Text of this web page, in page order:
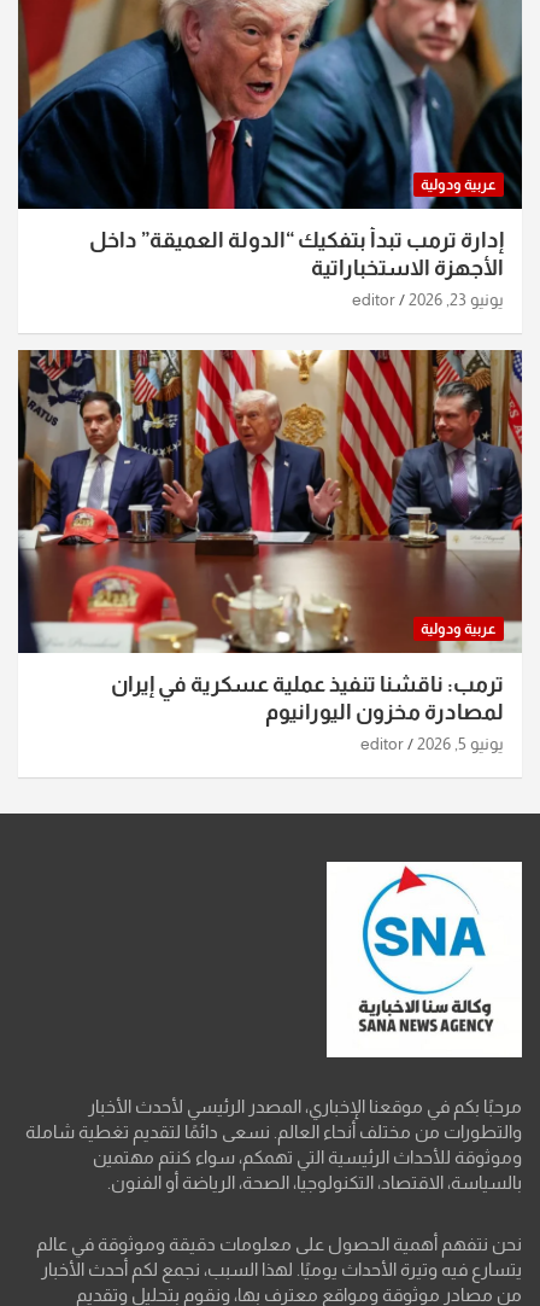
عربية ودولية
إدارة ترمب تبدأ بتفكيك “الدولة العميقة” داخل
الأجهزة الاستخباراتية
يونيو 23, 2026 editor
عربية ودولية
ترمب: ناقشنا تنفيذ عملية عسكرية في إيران
لمصادرة مخزون اليورانيوم
يونيو 5, 2026 editor
مرحبًا بكم في موقعنا الإخباري، المصدر الرئيسي لأحدث الأخبار
والتطورات من مختلف أنحاء العالم. نسعى دائمًا لتقديم تغطية شاملة
وموثوقة للأحداث الرئيسية التي تهمكم، سواء كنتم مهتمين
بالسياسة، الاقتصاد، التكنولوجيا، الصحة، الرياضة أو الفنون.
نحن نتفهم أهمية الحصول على معلومات دقيقة وموثوقة في عالم
يتسارع فيه وتيرة الأحداث يوميًا. لهذا السبب، نجمع لكم أحدث الأخبار
من مصادر موثوقة ومواقع معترف بها، ونقوم بتحليل وتقديم